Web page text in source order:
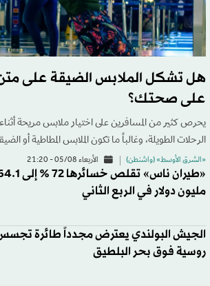
هل تشكل الملابس الضيقة على متن
على صحتك؟
يحرص كثير من المسافرين على اختيار ملابس مريحة
الرحلات الطويلة، وغالباً ما تكون الملابس المطاطية أو
«الشرق الأوسط» (واشنطن) الأربعاء 05/08 - 21:20
«طيران ناس» تقلص خسائرها 72
مليون دولار في الربع الثاني
الجيش البولندي يعترض مجدداً طائرة
روسية فوق بحر البلطيق